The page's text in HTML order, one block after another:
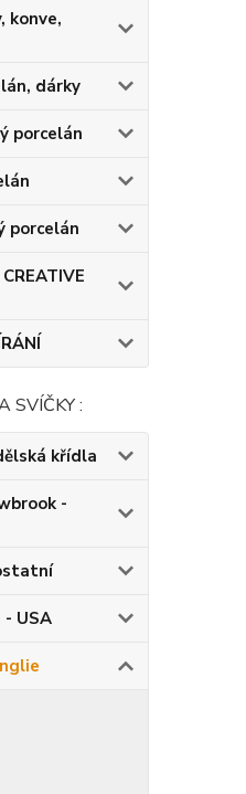
konve,
dárky
porcelán
porcelán
SVÍČKY :
křídla
-
USA